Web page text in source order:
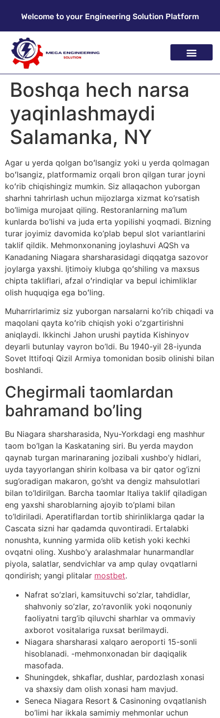
Welcome to your Engineering Solution Platform
Boshqa hech narsa
yaqinlashmaydi
Salamanka, NY
Agar u yerda qolgan boʻlsangiz yoki u yerda qolmagan
boʻlsangiz, platformamiz orqali bron qilgan turar joyni
koʻrib chiqishingiz mumkin. Siz allaqachon yuborgan
sharhni tahrirlash uchun mijozlarga xizmat ko’rsatish
bo’limiga murojaat qiling. Restoranlarning ma’lum
kunlarda bo’lishi va juda erta yopilishi yoqmadi. Bizning
turar joyimiz davomida ko’plab bepul slot variantlarini
taklif qildik. Mehmonxonaning joylashuvi AQSh va
Kanadaning Niagara sharsharasidagi diqqatga sazovor
joylarga yaxshi. Ijtimoiy klubga qoʻshiling va maxsus
chipta takliflari, afzal oʻrindiqlar va bepul ichimliklar
olish huquqiga ega boʻling.
Muharrirlarimiz siz yuborgan narsalarni koʻrib chiqadi va
maqolani qayta koʻrib chiqish yoki oʻzgartirishni
aniqlaydi. Ikkinchi Jahon urushi paytida Kishinyov
deyarli butunlay vayron bo’ldi. Bu 1940-yil 28-iyunda
Sovet Ittifoqi Qizil Armiya tomonidan bosib olinishi bilan
boshlandi.
Chegirmali taomlardan
bahramand bo’ling
Bu Niagara sharsharasida, Nyu-Yorkdagi eng mashhur
taom bo’lgan la Kaskataning siri. Bu yerda maydon
qaynab turgan marinaraning jozibali xushbo’y hidlari,
uyda tayyorlangan shirin kolbasa va bir qator og’izni
sug’oradigan makaron, go’sht va dengiz mahsulotlari
bilan to’ldirilgan. Barcha taomlar Italiya taklif qiladigan
eng yaxshi sharoblarning ajoyib to’plami bilan
to’ldiriladi. Aperatiflardan tortib shirinliklarga qadar la
Cascata sizni har qadamda quvontiradi. Ertalabki
nonushta, kunning yarmida olib ketish yoki kechki
ovqatni oling. Xushbo’y aralashmalar hunarmandlar
piyola, salatlar, sendvichlar va amp qulay ovqatlarni
qondirish; yangi plitalar mostbet.
Nafrat so’zlari, kamsituvchi so’zlar, tahdidlar,
shahvoniy so’zlar, zo’ravonlik yoki noqonuniy
faoliyatni targ’ib qiluvchi sharhlar va ommaviy
axborot vositalariga ruxsat berilmaydi.
Niagara sharsharasi xalqaro aeroporti 15-sonli
hisoblanadi. -mehmonxonadan bir daqiqalik
masofada.
Shuningdek, shkaflar, dushlar, pardozlash xonasi
va shaxsiy dam olish xonasi ham mavjud.
Seneca Niagara Resort & Casinoning ovqatlanish
bo’limi har ikkala samimiy mehmonlar uchun